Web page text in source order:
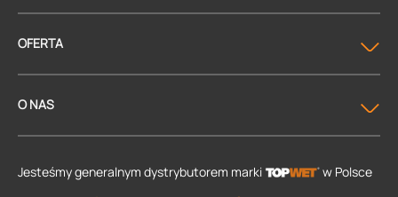
OFERTA
O NAS
Jesteśmy generalnym dystrybutorem marki w Polsce